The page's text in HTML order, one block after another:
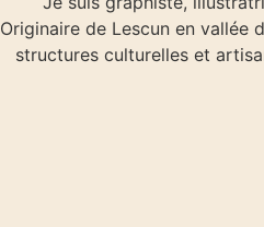
Originaire de Lescun en vallée
structures culturelles et